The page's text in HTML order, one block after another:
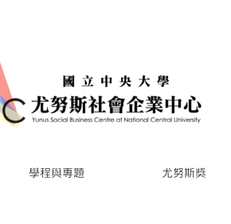
學程與專題 尤努斯獎